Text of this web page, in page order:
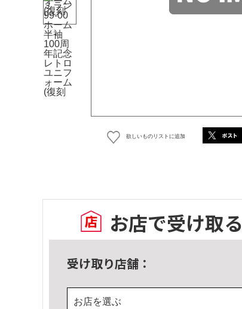
欲しいものリストに追加
お店で受け取る
受け取り店舗：
お店を選ぶ